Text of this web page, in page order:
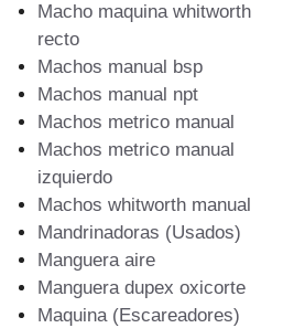
Macho maquina whitworth
recto
Machos manual bsp
Machos manual npt
Machos metrico manual
Machos metrico manual
izquierdo
Machos whitworth manual
Mandrinadoras (Usados)
Manguera aire
Manguera dupex oxicorte
Maquina (Escareadores)